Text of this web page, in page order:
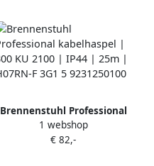
Brennenstuhl Professional
kabelhaspel | 300 KU 2100 |
IP44 | 25m | H07RN-F 3G1 5
1 webshop
€ 82,-